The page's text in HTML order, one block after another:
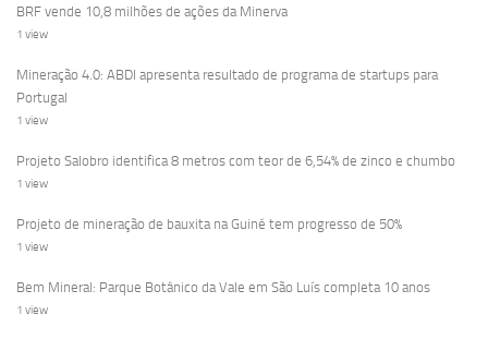
BRF vende 10,8 milhões de ações da Minerva
1 view
Mineração 4.0: ABDI apresenta resultado de programa de startups para
Portugal
1 view
Projeto Salobro identifica 8 metros com teor de 6,54% de zinco e chumbo
1 view
Projeto de mineração de bauxita na Guiné tem progresso de 50%
1 view
Bem Mineral: Parque Botânico da Vale em São Luís completa 10 anos
1 view